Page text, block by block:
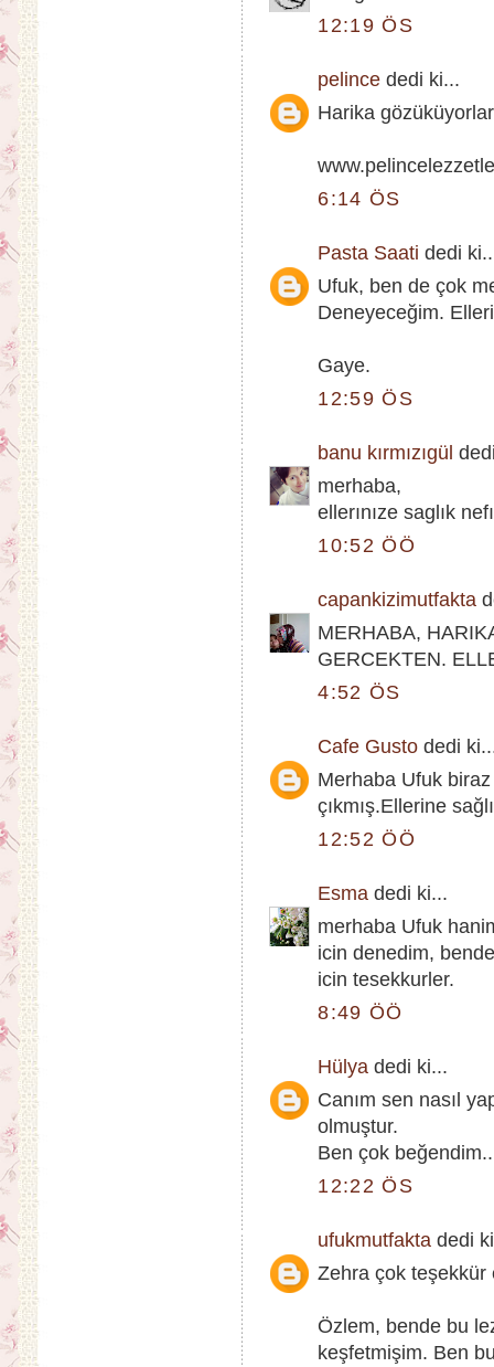
12:19 ÖS
pelince dedi ki...
Harika
6:14 ÖS
Pasta Saati dedi
Ufuk, ben de çok
Deneyeceğim.
Gaye.
12:59 ÖS
banu kırmızıgül
merhaba,
ellerınıze saglık
10:52 ÖÖ
capankizimutfakta
MERHABA,
GERCEKTEN.
4:52 ÖS
Cafe Gusto dedi
Merhaba Ufuk
çıkmış.Ellerine
12:52 ÖÖ
Esma dedi ki...
merhaba Ufuk
icin denedim,
icin tesekkurler.
8:49 ÖÖ
Hülya dedi ki...
Canım sen nasıl
olmuştur.
Ben çok beğendim..
12:22 ÖS
ufukmutfakta dedi
Zehra çok teşekkür
Özlem, bende bu
keşfetmişim. Ben